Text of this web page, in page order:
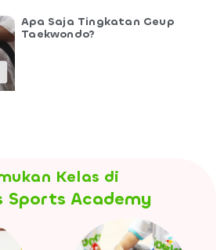
Apa Saja Tingkatan Geup
Taekwondo?
Kelas di
Sports Academy